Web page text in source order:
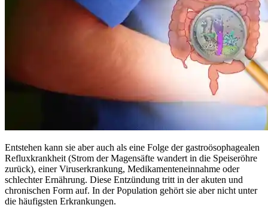
Entstehen kann sie aber auch als eine Folge der gastroösophagealen
Refluxkrankheit (Strom der Magensäfte wandert in die Speiseröhre
zurück), einer Viruserkrankung, Medikamenteneinnahme oder
schlechter Ernährung. Diese Entzündung tritt in der akuten und
chronischen Form auf. In der Population gehört sie aber nicht unter
die häufigsten Erkrankungen.